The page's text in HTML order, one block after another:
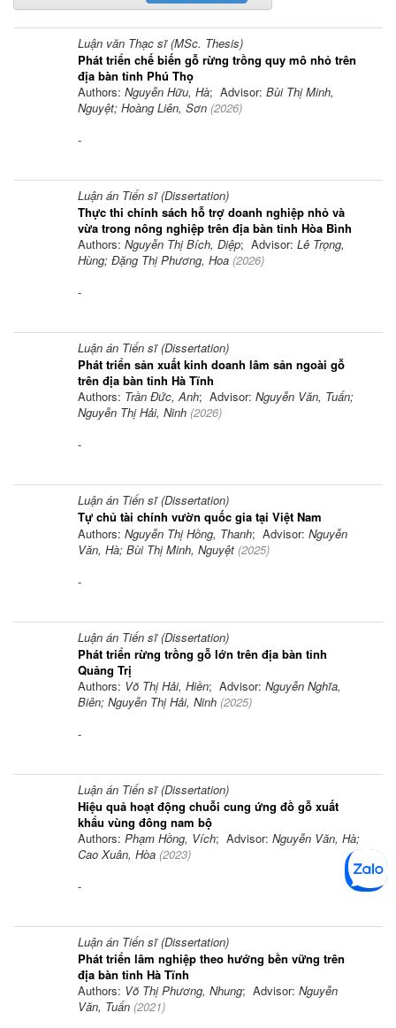
Luận văn Thạc sĩ (MSc. Thesis)
Phát triển chế biến gỗ rừng trồng quy mô nhỏ trên
địa bàn tỉnh Phú Thọ
Authors: Nguyễn Hữu, Hà; Advisor: Bùi Thị Minh,
Nguyệt; Hoàng Liên, Sơn (2026)
-
Luận án Tiến sĩ (Dissertation)
Thực thi chính sách hỗ trợ doanh nghiệp nhỏ và
vừa trong nông nghiệp trên địa bàn tỉnh Hòa Bình
Authors: Nguyễn Thị Bích, Diệp; Advisor: Lê Trọng,
Hùng; Đặng Thị Phương, Hoa (2026)
-
Luận án Tiến sĩ (Dissertation)
Phát triển sản xuất kinh doanh lâm sản ngoài gỗ
trên địa bàn tỉnh Hà Tĩnh
Authors: Trần Đức, Anh; Advisor: Nguyễn Văn, Tuấn;
Nguyễn Thị Hải, Ninh (2026)
-
Luận án Tiến sĩ (Dissertation)
Tự chủ tài chính vườn quốc gia tại Việt Nam
Authors: Nguyễn Thị Hồng, Thanh; Advisor: Nguyễn
Văn, Hà; Bùi Thị Minh, Nguyệt (2025)
-
Luận án Tiến sĩ (Dissertation)
Phát triển rừng trồng gỗ lớn trên địa bàn tỉnh
Quảng Trị
Authors: Võ Thị Hải, Hiền; Advisor: Nguyễn Nghĩa,
Biên; Nguyễn Thị Hải, Ninh (2025)
-
Luận án Tiến sĩ (Dissertation)
Hiệu quả hoạt động chuỗi cung ứng đồ gỗ xuất
khẩu vùng đông nam bộ
Authors: Phạm Hồng, Vích; Advisor: Nguyễn Văn, Hà;
Cao Xuân, Hòa (2023)
-
Luận án Tiến sĩ (Dissertation)
Phát triển lâm nghiệp theo hướng bền vững trên
địa bàn tỉnh Hà Tĩnh
Authors: Võ Thị Phương, Nhung; Advisor: Nguyễn
Văn, Tuấn (2021)